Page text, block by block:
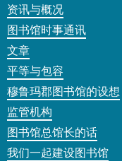
资讯与概况
图书馆时事通讯
文章
平等与包容
穆鲁玛郡图书馆的设想
监管机构
图书馆总馆长的话
我们一起建设图书馆